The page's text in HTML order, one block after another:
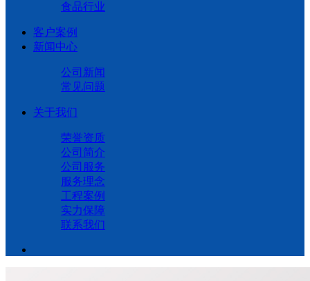
食品行业
客户案例
新闻中心
公司新闻
常见问题
关于我们
荣誉资质
公司简介
公司服务
服务理念
工程案例
实力保障
联系我们